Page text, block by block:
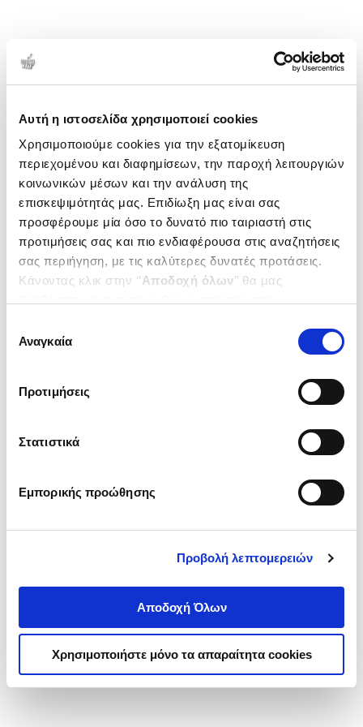
Αυτή η ιστοσελίδα χρησιμοποιεί cookies
Χρησιμοποιούμε cookies για την εξατομίκευση
περιεχομένου και διαφημίσεων, την παροχή λειτουργιών
κοινωνικών μέσων και την ανάλυση της
επισκεψιμότητάς μας. Επιδίωξη μας είναι σας
προσφέρουμε μία όσο το δυνατό πιο ταιριαστή στις
προτιμήσεις σας και πιο ενδιαφέρουσα στις αναζητήσεις
σας περιήγηση, με τις καλύτερες δυνατές προτάσεις.
Κάνοντας κλικ στην ‘’Αποδοχή όλων’’ θα μας
ενδιαφέρουν και να επιλέξετε από τα παρακάτω με την
΄΄και να ενημερωθείτε σχετικά με
συγκατάθεσης
Αναγκαία
Προτιμήσεις
Στατιστικά
Εμπορικής προώθησης
Προβολή λεπτομερειών
Αποδοχή Όλων
Χρησιμοποιήστε μόνο τα απαραίτητα cookies